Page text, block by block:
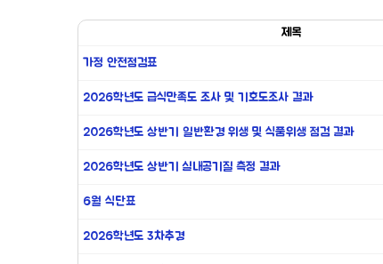
제목
가정 안전점검표
2026학년도 급식만족도 조사 및 기호도조사 결과
2026학년도 상반기 일반환경 위생 및 식품위생 점검 결과
2026학년도 상반기 실내공기질 측정 결과
6월 식단표
2026학년도 3차추경